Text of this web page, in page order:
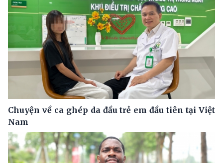
Chuyện về ca ghép da đầu trẻ em đầu tiên tại Việt
Nam